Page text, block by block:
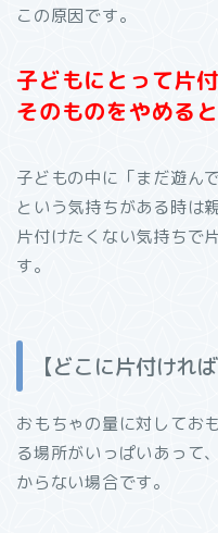
この原因です。
子どもにとって片
そのものをやめる
子どもの中に「まだ遊ん
という気持ちがある時は
片付けたくない気持ちで
す。
【どこに片付けれ
おもちゃの量に対してお
る場所がいっぱいあって
からない場合です。